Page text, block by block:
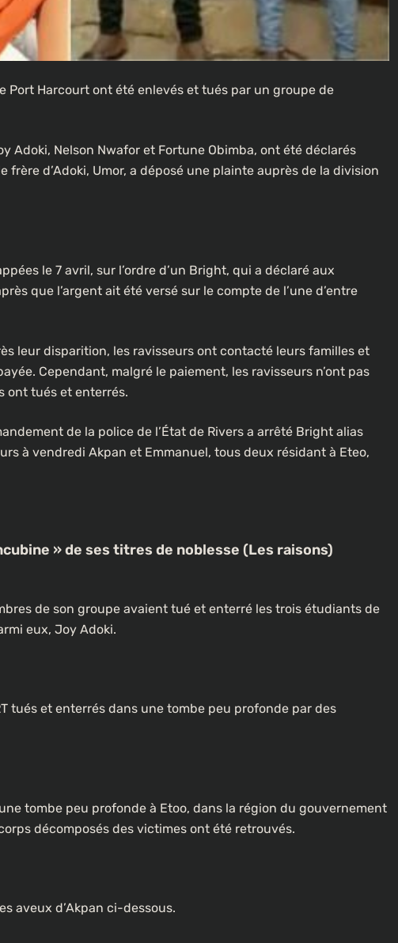
Port Harcourt ont été enlevés et tués par un groupe de
Adoki, Nelson Nwafor et Fortune Obimba, ont été déclarés
frère d’Adoki, Umor, a déposé une plainte auprès de la division
le 7 avril, sur l’ordre d’un Bright, qui a déclaré aux
que l’argent ait été versé sur le compte de l’une d’entre
leur disparition, les ravisseurs ont contacté leurs familles et
Cependant, malgré le paiement, les ravisseurs n’ont pas
ont tués et enterrés.
de la police de l’État de Rivers a arrêté Bright alias
à vendredi Akpan et Emmanuel, tous deux résidant à Eteo,
» de ses titres de noblesse (Les raisons)
de son groupe avaient tué et enterré les trois étudiants de
eux, Joy Adoki.
tombe peu profonde à Etoo, dans la région du gouvernement
décomposés des victimes ont été retrouvés.
aveux d’Akpan ci-dessous.
[FOCUS] 20 ans après : Retour sur